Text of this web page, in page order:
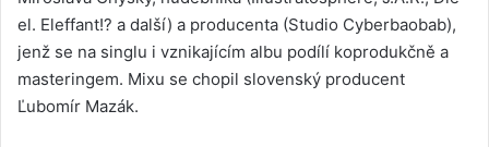
el. Eleffant!? a další) a producenta (Studio Cyberbaobab),
jenž se na singlu i vznikajícím albu podílí koprodukčně a
masteringem. Mixu se chopil slovenský producent
Ľubomír Mazák.